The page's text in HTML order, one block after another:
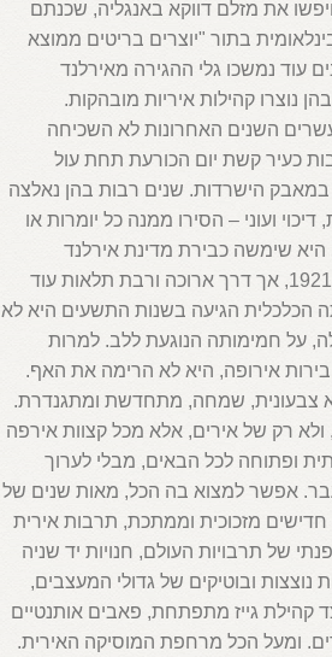
את מזלם דווקא באנגליה, שכנתם
בתור "יוצרים בריטים ממוצא
עוד נמשכו גלי ההגירה מאירלנד
נוצרו קהילות איריות מובהקות.
השנים האחרונות לא השכיחה
כעיר קשת יום הכורעת תחת עול
הישרדות. שנים רבות בהן נאלצה
ועוני – הסירו ממנה כל יומרות או
שימשה כבירת מדינת אירלנד
החופשית כבר משנת 1921, אך דרך ארוכה ורבת תלאות עוד
הכלכלית הגיעה בשנות התשעים היא לא
על חמימותה הנוגעת ללב. למרות
אירופה, היא לא הרימה את האף.
צבעונית, שמחה, מתחדשת ומתגנדרת.
ולא רק של אירים, אלא מכל קצוות אירפה
ופתוחה לכל הבאים, מבלי לערוך
אפשר למצוא בה הכל, מאות שנים של
חדישים מזכוכית וממתכת, תרבות אירית
של תרבויות העולם, חנויות יד שניה
נוצצות ובוטיקים של גדולי המעצבים,
קהילת גייז מתפתחת, פאבים אותנטיים
ומעל הכל מרחפת המוסיקה האירית.